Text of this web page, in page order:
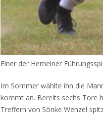
Einer der Hemelner
Im Sommer wählte ihn die
kommt an. Bereits sechs Tore
Treffern von Sönke Wenzel